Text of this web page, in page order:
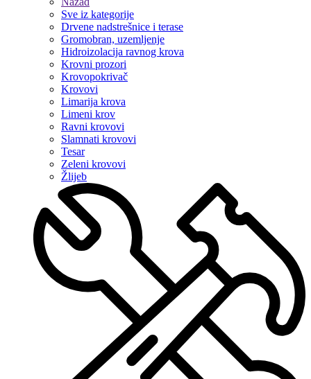
Sve iz kategorije
Drvene nadstrešnice i terase
Gromobran, uzemljenje
Hidroizolacija ravnog krova
Krovni prozori
Krovopokrivač
Krovovi
Limarija krova
Limeni krov
Ravni krovovi
Slamnati krovovi
Tesar
Zeleni krovovi
Žlijeb